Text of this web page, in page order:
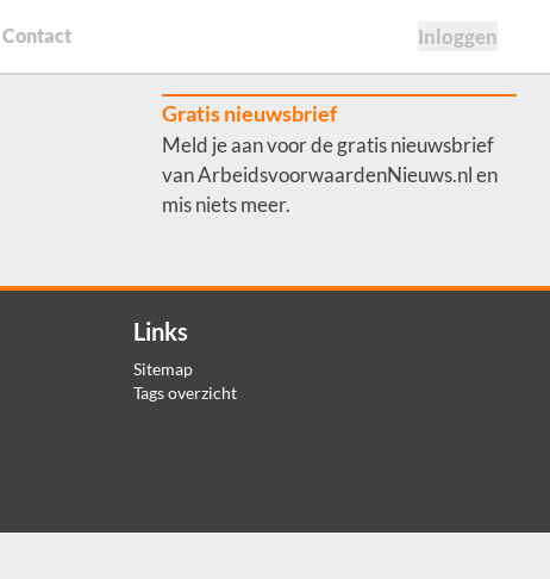
Contact Inloggen
Gratis nieuwsbrief
Meld je aan voor de gratis nieuwsbrief
van ArbeidsvoorwaardenNieuws.nl en
mis niets meer.
Links
Sitemap
Tags overzicht